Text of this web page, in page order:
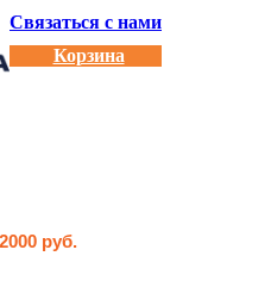
Связаться с нами
Корзина
руб.